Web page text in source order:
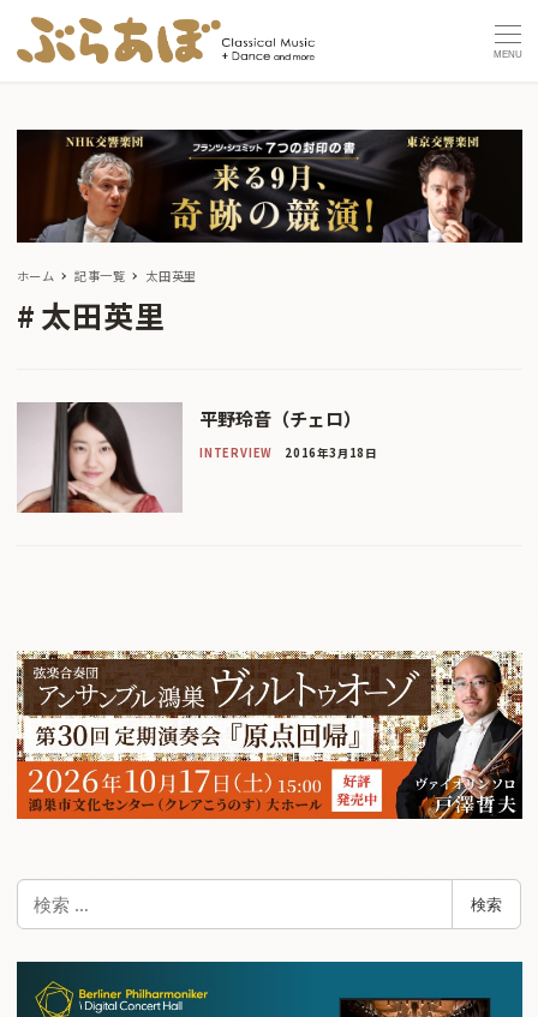
MENU
ホーム 記事一覧 太田英里
太田英里
平野玲音（チェロ）
INTERVIEW 2016年3月18日
検
索
検索